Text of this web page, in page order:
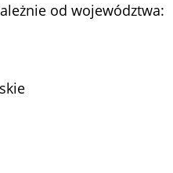
od województwa: